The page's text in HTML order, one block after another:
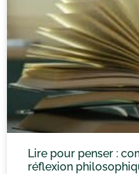
Lire pour penser :
réflexion